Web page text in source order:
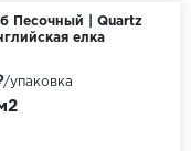
Песочный | Quartz
елка
/упаковка